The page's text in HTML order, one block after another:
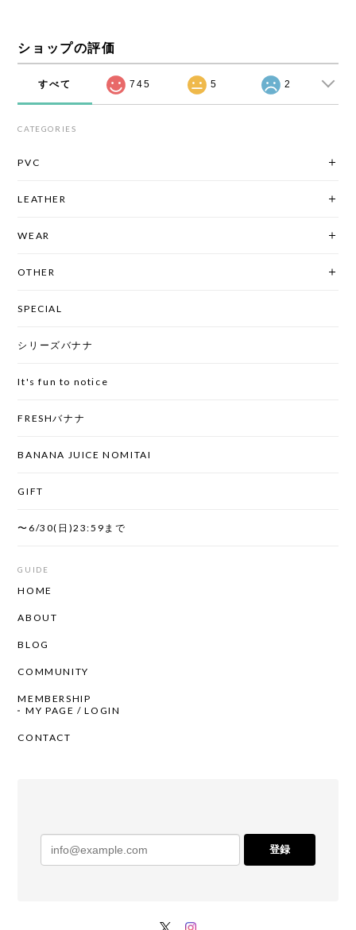
ショップの評価
すべて 745 5 2
CATEGORIES
PVC
LEATHER
WEAR
OTHER
SPECIAL
シリーズバナナ
It's fun to notice
FRESHバナナ
BANANA JUICE NOMITAI
GIFT
〜6/30(日)23:59まで
GUIDE
HOME
ABOUT
BLOG
COMMUNITY
MEMBERSHIP
MY PAGE / LOGIN
CONTACT
登録